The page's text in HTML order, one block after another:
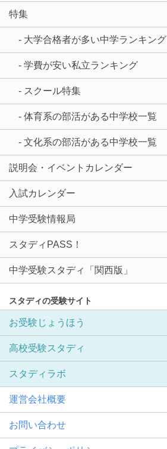
特集
- 大学合格者が多い中学ランキング
- 学費が安い私立ランキング
- スクール特集
- 体育系の部活がある中学校一覧
- 文化系の部活がある中学校一覧
説明会・イベントカレンダー
入試カレンダー
中学受験情報局
スタディPASS！
中学受験スタディ「関西版」
スタディの受験サイト
お受験じょうほう
高校受験スタディ
スタディラボ
運営会社概要
お問い合わせ